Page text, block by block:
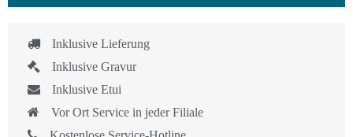
Inklusive Lieferung
Inklusive Gravur
Inklusive Etui
Vor Ort Service in jeder Filiale